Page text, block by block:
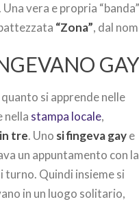
vera e propria
“Zona”, dal
si apprende nelle
nella stampa locale,
tre. Uno si fingeva gaye
un appuntamento con la
turno. Quindi insieme si
in un luogo solitario,